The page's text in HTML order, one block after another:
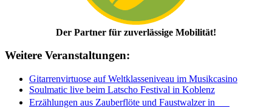
Der Partner für zuverlässige Mobilität!
Weitere Veranstaltungen:
Gitarrenvirtuose auf Weltklasseniveau im Musikcasino
Soulmatic live beim Latscho Festival in Koblenz
Erzählungen aus Zauberflöte und Faustwalzer in